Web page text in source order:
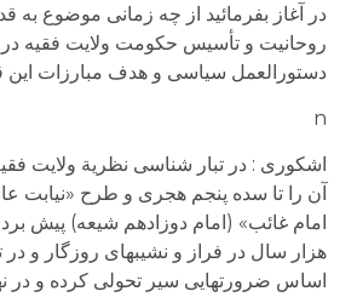
در آغاز بفرمائيد از چه زمانی موضوع به
روحانيت و تأسيس حکومت ولايت فقيه در
دستورالعمل سياسی و هدف مبارزات
n
اشکوری : در تبار شناسی نظریة ولایت
آن را تا سده پنجم هجری و طرح «نیابت
امام غائب» (امام دوزادهم شیعه) پیش
هزار سال در فراز و نشیب­های روزگار و در
اساس ضرورت­هایی سیر تحولی کرده و در